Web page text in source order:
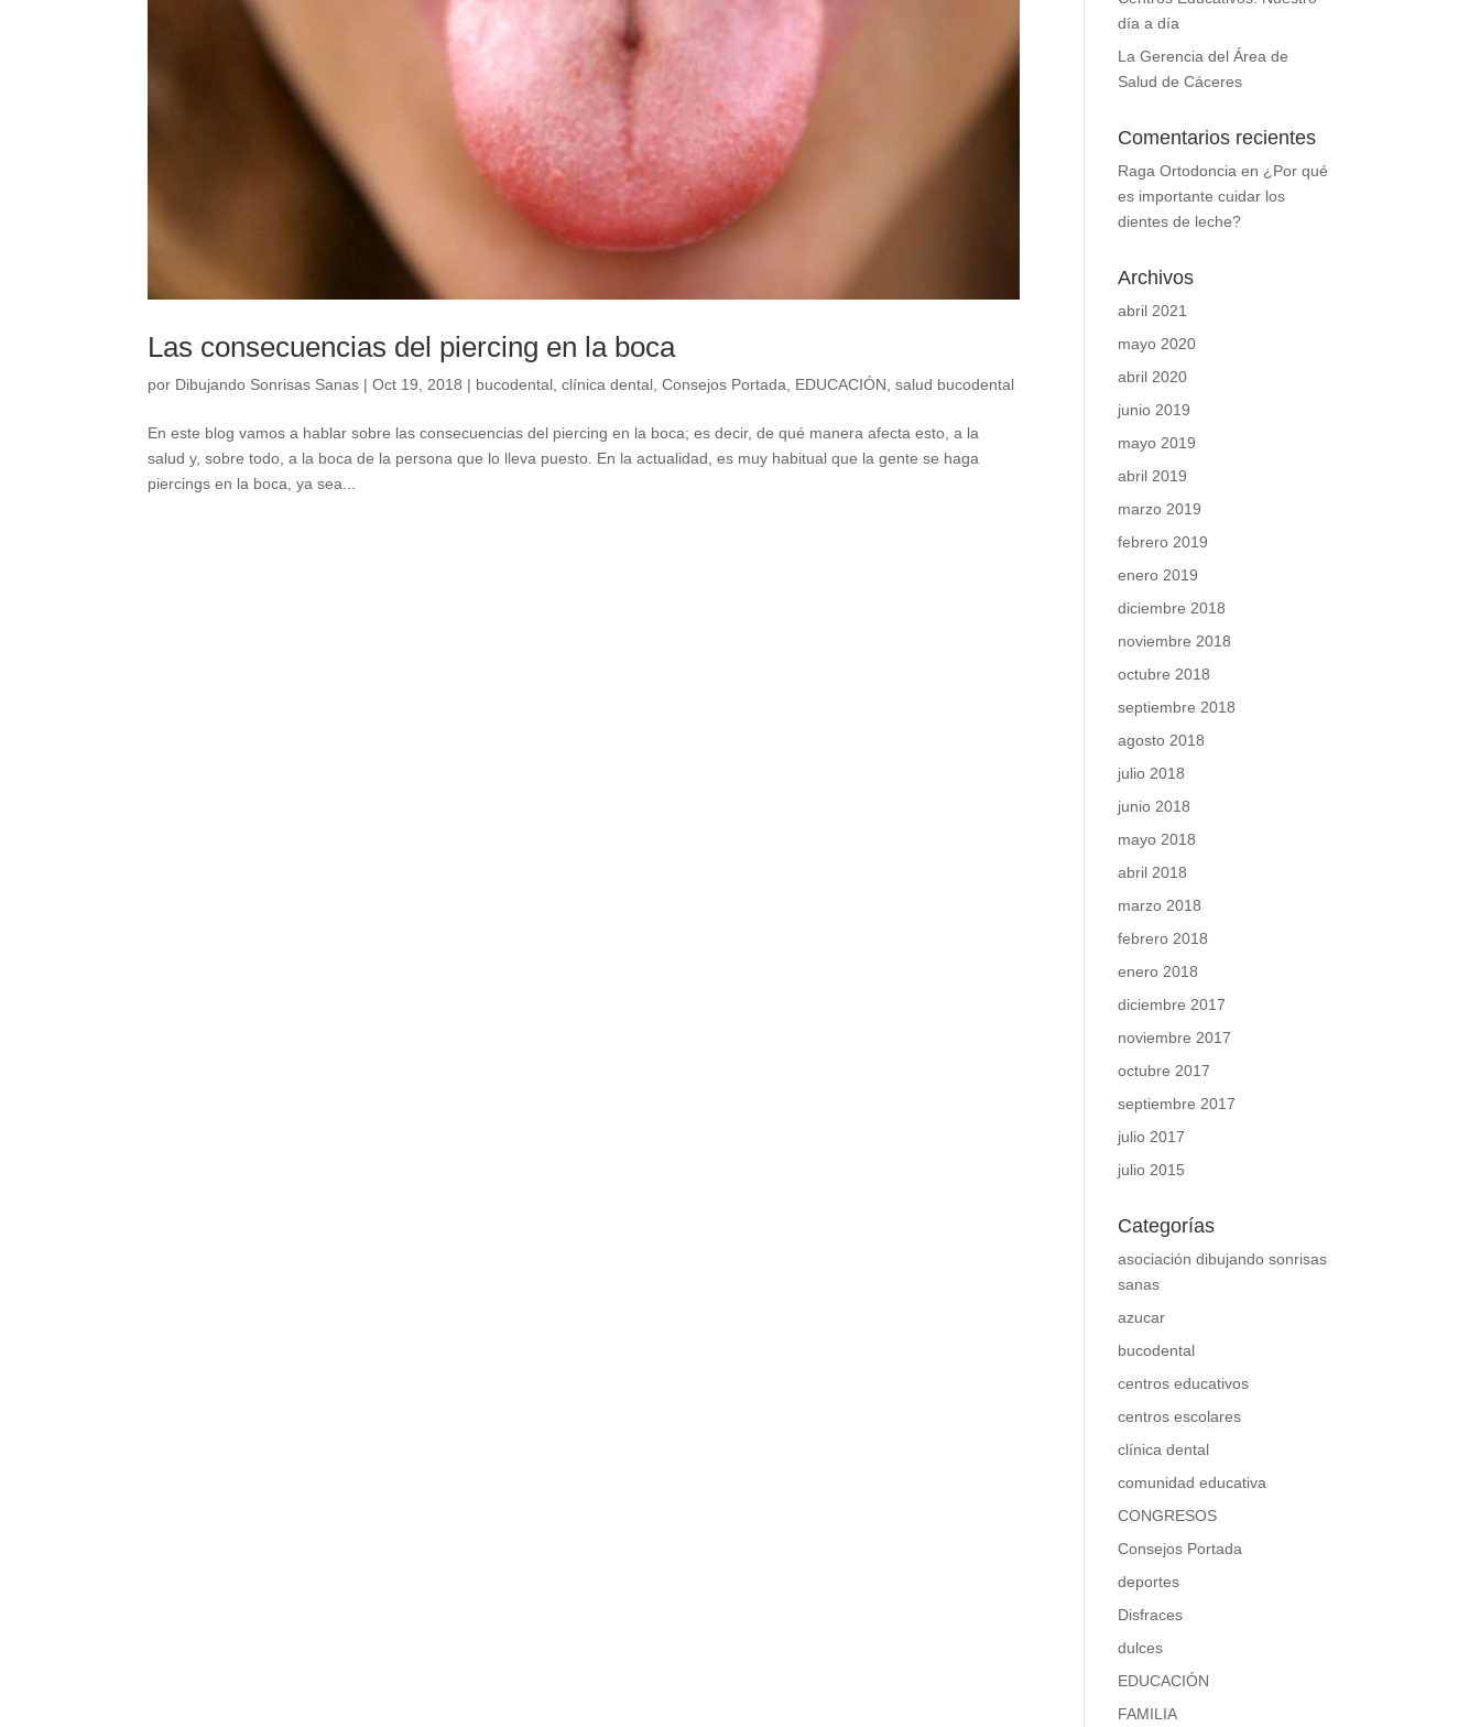
Las consecuencias del piercing en la boca
por Dibujando Sonrisas Sanas |Oct 19, 2018 | bucodental ,clínica dental ,Consejos Portada EDUCACIÓN ,salud bucodental
En este blog vamos a hablar sobre las consecuencias del piercing en la boca; es decir, de qué manera afecta esto, a la
salud y, sobre todo, a la boca de la persona que lo lleva puesto. En la actualidad, es muy habitual que la gente se haga
piercings en la boca, ya sea...
día a día
La Gerencia del Área de
Salud de Cáceres
Comentarios recientes
Raga Ortodoncia en ¿Por qué
es importante cuidar los
dientes de leche?
Archivos
abril 2021
mayo 2020
abril 2020
junio 2019
mayo 2019
abril 2019
marzo 2019
febrero 2019
enero 2019
diciembre 2018
noviembre 2018
octubre 2018
septiembre 2018
agosto 2018
julio 2018
junio 2018
mayo 2018
abril 2018
marzo 2018
febrero 2018
enero 2018
diciembre 2017
noviembre 2017
octubre 2017
septiembre 2017
julio 2017
julio 2015
Categorías
asociación dibujando sonrisas
sanas
azucar
bucodental
centros educativos
centros escolares
clínica dental
comunidad educativa
CONGRESOS
Consejos Portada
deportes
Disfraces
dulces
EDUCACIÓN
FAMILIA